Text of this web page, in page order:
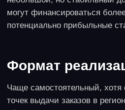
600 000 рублей – 1 млн рублей. Основные
расходы: аренда площади в ТЦ, мебель,
100 000–250 000 рублей